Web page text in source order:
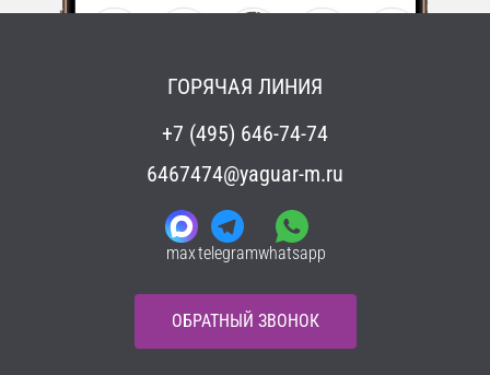
ГОРЯЧАЯ ЛИНИЯ
+7 (495) 646-74-74
6467474@yaguar-m.ru
maxtelegramwhatsapp
ОБРАТНЫЙ ЗВОНОК